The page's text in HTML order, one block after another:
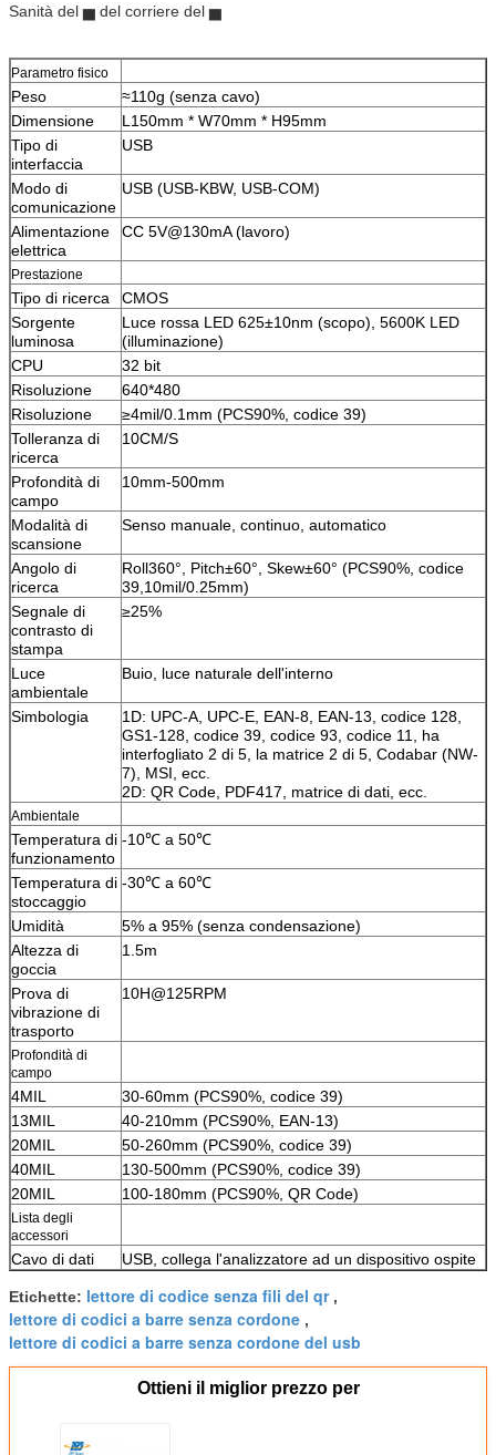
Sanità del ▅ del corriere del ▅
Parametro fisico
Peso
≈110g (senza cavo)
Dimensione
L150mm * W70mm * H95mm
Tipo di
interfaccia
USB
Modo di
comunicazione
USB (USB-KBW, USB-COM)
Alimentazione
elettrica
CC 5V@130mA (lavoro)
Prestazione
Tipo di ricerca
CMOS
Sorgente
luminosa
Luce rossa LED 625±10nm (scopo), 5600K LED
(illuminazione)
CPU
32 bit
Risoluzione
640*480
Risoluzione
≥4mil/0.1mm (PCS90%, codice 39)
Tolleranza di
ricerca
10CM/S
Profondità di
campo
10mm-500mm
Modalità di
scansione
Senso manuale, continuo, automatico
Angolo di
ricerca
Roll360°, Pitch±60°, Skew±60° (PCS90%, codice
39,10mil/0.25mm)
Segnale di
contrasto di
stampa
≥25%
Luce
ambientale
Buio, luce naturale dell'interno
Simbologia
1D: UPC-A, UPC-E, EAN-8, EAN-13, codice 128,
GS1-128, codice 39, codice 93, codice 11, ha
interfogliato 2 di 5, la matrice 2 di 5, Codabar (NW-
7), MSI, ecc.
2D: QR Code, PDF417, matrice di dati, ecc.
Ambientale
Temperatura di
funzionamento
-10℃ a 50℃
Temperatura di
stoccaggio
-30℃ a 60℃
Umidità
5% a 95% (senza condensazione)
Altezza di
goccia
1.5m
Prova di
vibrazione di
trasporto
10H@125RPM
Profondità di
campo
4MIL
30-60mm (PCS90%, codice 39)
13MIL
40-210mm (PCS90%, EAN-13)
20MIL
50-260mm (PCS90%, codice 39)
40MIL
130-500mm (PCS90%, codice 39)
20MIL
100-180mm (PCS90%, QR Code)
Lista degli
accessori
Cavo di dati USB, collega l'analizzatore ad un dispositivo ospite
Etichette: lettore di codice senza fili del qr,
lettore di codici a barre senza cordone ,
lettore di codici a barre senza cordone del usb
Ottieni il miglior prezzo per